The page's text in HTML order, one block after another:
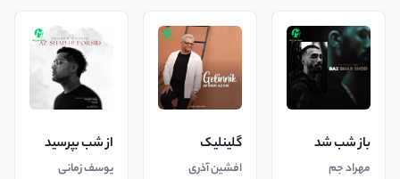
باز شب شد
مهراد جم
گلینلیک
افشین آذری
از شب بپرسید
یوسف زمانی